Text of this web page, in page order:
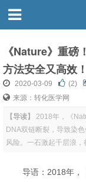
《Nature》重
方法安全又高效！
2020-03-09 (2)
来源：转化医学网
【导读】
2018年，《
DNA双链断裂，导致染
风险。一石激起千层浪，
导语：2018年，《